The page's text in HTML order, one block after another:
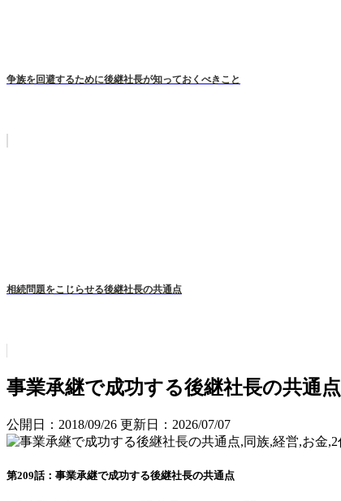
争族を回避するために後継社長が知っておくべきこと
相続問題をこじらせる後継社長の共通点
事業承継で成功する後継社長の共通点
公開日：2018/09/26 更新日：2026/07/07
第209話：事業承継で成功する後継社長の共通点